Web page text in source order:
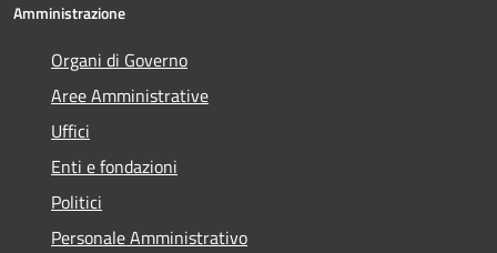
Amministrazione
Organi di Governo
Aree Amministrative
Uffici
Enti e fondazioni
Politici
Personale Amministrativo